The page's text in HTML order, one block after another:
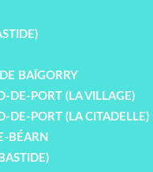
BAÏGORRY
DE-PORT (LA VILLAGE)
DE-PORT (LA CITADELLE)
BÉARN